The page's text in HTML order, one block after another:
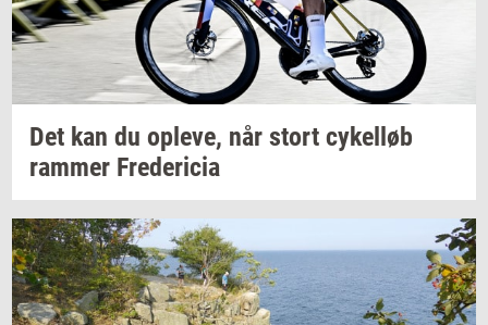
Det kan du op­le­ve, når stort cy­kel­løb
ram­mer Fre­de­ri­cia